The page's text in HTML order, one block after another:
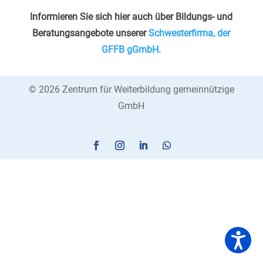
Informieren Sie sich hier auch über Bildungs- und
Beratungsangebote unsererSchwesterfirma, der
GFFB gGmbH.
© 2026 Zentrum für Weiterbildung gemeinnützige
GmbH